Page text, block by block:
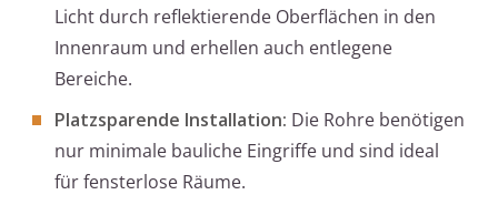
Licht durch reflektierende Oberflächen in den
Innenraum und erhellen auch entlegene
Bereiche.
Platzsparende Installation: Die Rohre benötigen
nur minimale bauliche Eingriffe und sind ideal
für fensterlose Räume.